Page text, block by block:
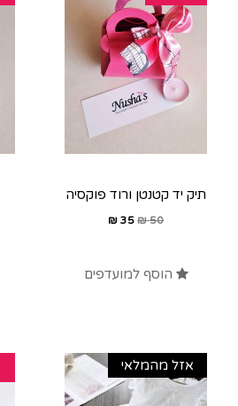
תיק יד קטנטן ורוד פוקסיה
50
₪
35
₪
הוסף למועדפים
אזל מהמלאי